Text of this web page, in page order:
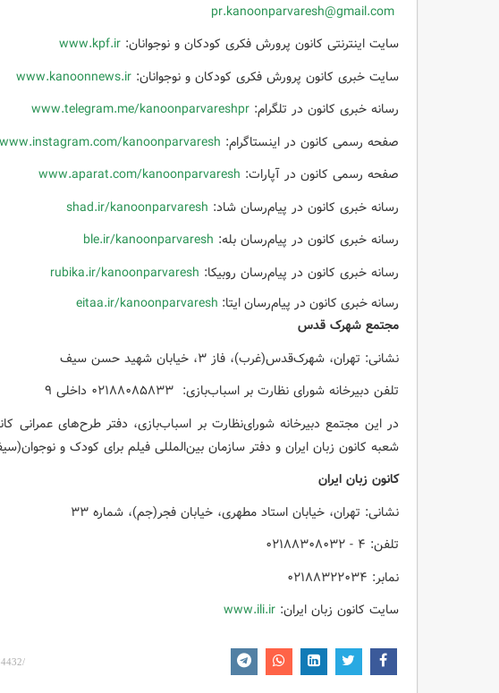
pr.kanoonparvaresh@gmail.com
سایت اینترنتی کانون پرورش فکری کودکان و نوجوانان: www.kpf.ir
سایت خبری کانون پرورش فکری کودکان و نوجوانان: www.kanoonnews.ir
رسانه خبری کانون در تلگرام: www.telegram.me/kanoonparvareshpr
صفحه رسمی کانون در اینستاگرام: www.instagram.com/kanoonparvaresh
صفحه رسمی کانون در آپارات: www.aparat.com/kanoonparvaresh
رسانه خبری کانون در پیام‌رسان شاد: shad.ir/kanoonparvaresh
رسانه خبری کانون در پیام‌رسان بله: ble.ir/kanoonparvaresh
رسانه خبری کانون در پیام‌رسان روبیکا: rubika.ir/kanoonparvaresh
رسانه خبری کانون در پیام‌رسان ایتا: eitaa.ir/kanoonparvaresh
مجتمع شهرک قدس
نشانی: تهران، شهرک‌قدس(غرب)، فاز ۳، خیابان شهید حسن سیف
تلفن دبیرخانه شورای نظارت بر اسباب‌بازی: ۰۲۱۸۸۰۸۵۸۳۳ داخلی ۹
شعبه کانون زبان ایران و دفتر سازمان بین‌المللی فیلم برای کودک و
کانون زبان ایران
نشانی: تهران، خیابان استاد مطهری، خیابان فجر(جم)، شماره ۳۳
تلفن: ۴ - ۰۲۱۸۸۳۰۸۰۳۲
نمابر: ۰۲۱۸۸۳۲۲۰۳۴
سایت کانون زبان ایران: www.ili.ir